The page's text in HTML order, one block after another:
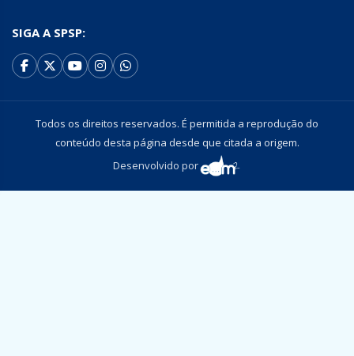
SIGA A SPSP:
Todos os direitos reservados. É permitida a reprodução do
conteúdo desta página desde que citada a origem.
Desenvolvido por